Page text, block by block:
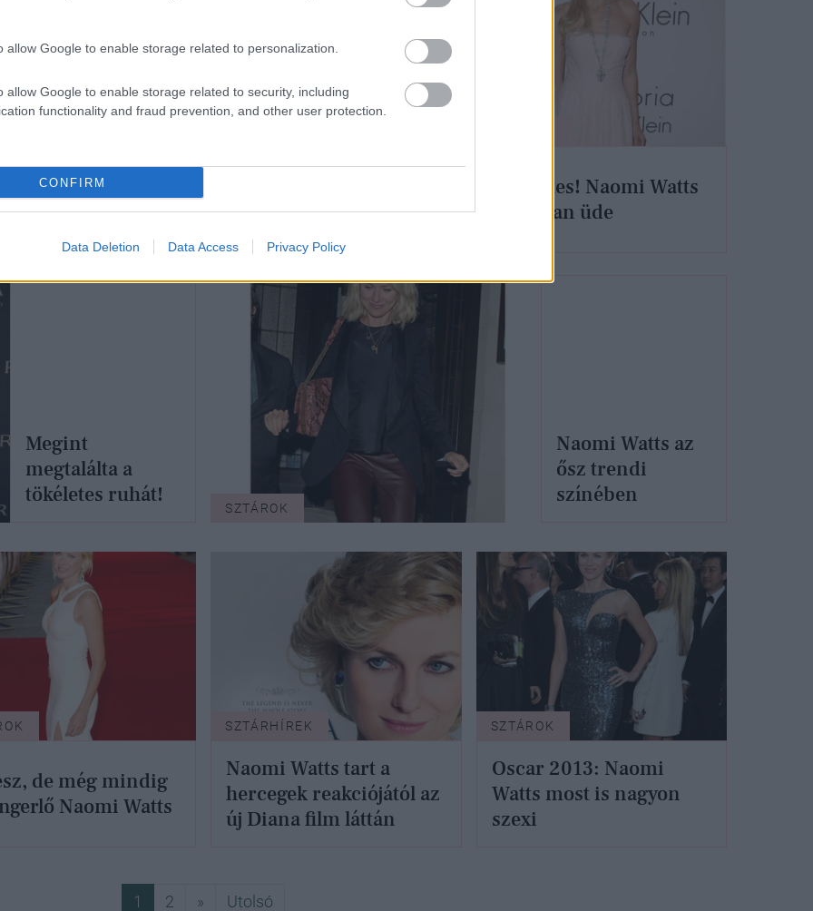
allow Google to enable storage related to personalization.
allow Google to enable storage related to security, including
functionality and fraud prevention, and other user protection.
CONFIRM
Data Deletion Data Access Privacy Policy
Furcsa fejet
a szőke
ciki helyzetbe került
Tökéletes! Naomi Watts
csodásan üde
Megint
megtalálta a
tökéletes ruhát!
SZTÁROK
Naomi Watts az
ősz trendi
színében
de még mindig
Naomi Watts
SZTÁRHÍREK
Naomi Watts tart a
hercegek reakciójától az
új Diana film láttán
SZTÁROK
Oscar 2013: Naomi
Watts most is nagyon
szexi
1 2 » Következő
Utolsó